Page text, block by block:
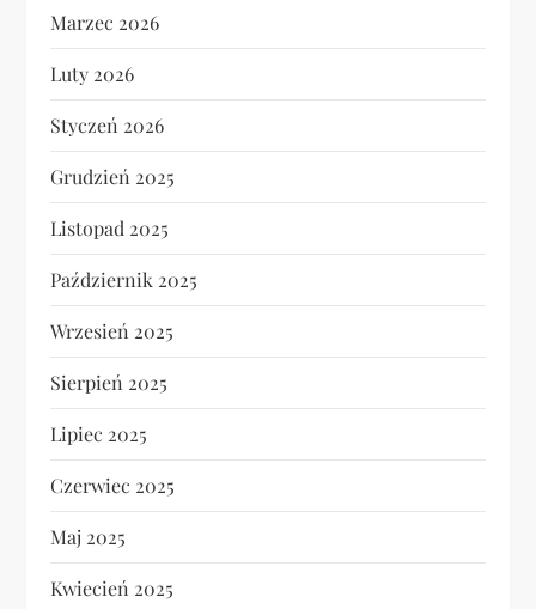
Marzec 2026
Luty 2026
Styczeń 2026
Grudzień 2025
Listopad 2025
Październik 2025
Wrzesień 2025
Sierpień 2025
Lipiec 2025
Czerwiec 2025
Maj 2025
Kwiecień 2025